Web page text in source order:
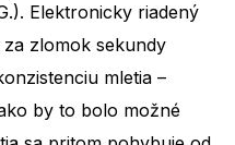
Elektronicky riadený
zlomok sekundy
mletia –
by to bolo možné